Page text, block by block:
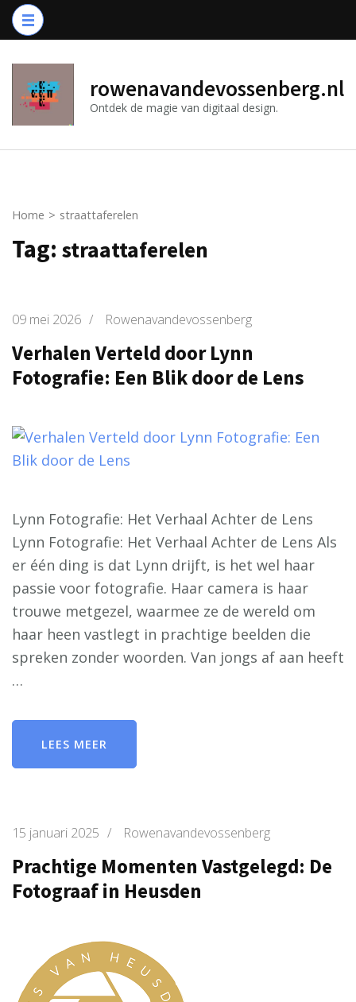
Ga
naar
(druk
Enter)
rowenavandevossenberg.nl
Ontdek de magie van digitaal design.
Home > straattaferelen
Tag: straattaferelen
09 mei 2026 / Rowenavandevossenberg
Verhalen Verteld door Lynn
Fotografie: Een Blik door de Lens
Lynn Fotografie: Het Verhaal Achter de Lens
Lynn Fotografie: Het Verhaal Achter de Lens Als
er één ding is dat Lynn drijft, is het wel haar
passie voor fotografie. Haar camera is haar
trouwe metgezel, waarmee ze de wereld om
haar heen vastlegt in prachtige beelden die
spreken zonder woorden. Van jongs af aan heeft
…
LEES MEER
15 januari 2025 / Rowenavandevossenberg
Prachtige Momenten Vastgelegd: De
Fotograaf in Heusden